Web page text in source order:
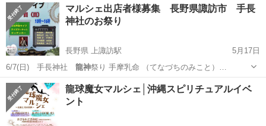
北海道 札幌市 その他 チャネリング
マルシェ出店者様募集 長野県諏訪市 手長
神社のお祭り
長野県 上諏訪駅
5月17日
6/7(日) 手長神社 龍神 祭り 手摩乳命 （てなづちのみこと）…
長野 諏訪市 上諏訪駅 ワークショップ
龍球魔女マルシェ│沖縄スピリチュアルイベ
ント